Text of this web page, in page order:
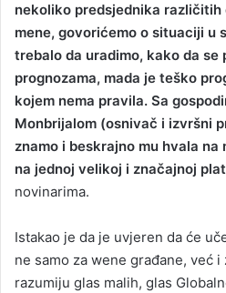
nekoliko predsjednika
mene, govorićemo o situaciji u
trebalo da uradimo, kako da se
prognozama, mada je teško
kojem nema pravila. Sa
Monbrijalom (osnivač i izvršni
znamo i beskrajno mu hvala
na jednoj velikoj i značajnoj
novinarima.
Istakao je da je uvjeren da će
ne samo za wene građane, već
razumiju glas malih, glas